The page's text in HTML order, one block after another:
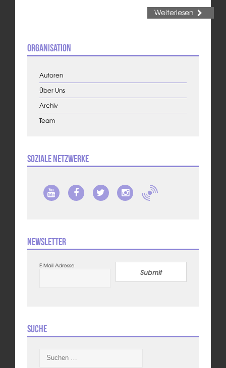
Weiterlesen
Organisation
Autoren
Über Uns
Archiv
Team
Soziale Netzwerke
Newsletter
E-Mail Adresse
Submit
Suche
nach: